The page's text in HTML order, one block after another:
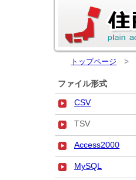
トップページ >
ファイル形式
CSV
TSV
Access2000
MySQL